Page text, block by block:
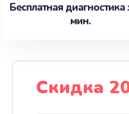
Бесплатная диагностика
мин.
Скидка